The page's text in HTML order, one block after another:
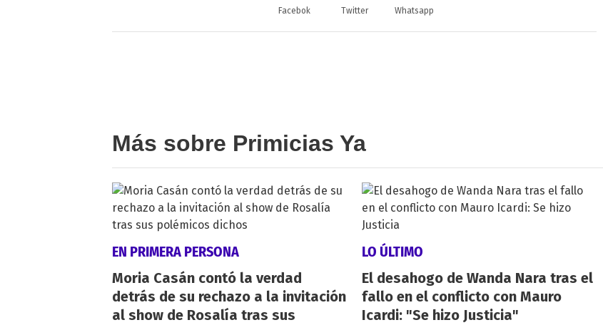
Facebok Twitter Whatsapp
Más sobre Primicias Ya
EN PRIMERA PERSONA
Moria Casán contó la verdad
detrás de su rechazo a la invitación
al show de Rosalía tras sus
LO ÚLTIMO
El desahogo de Wanda Nara tras el
fallo en el conflicto con Mauro
Icardi: "Se hizo Justicia"